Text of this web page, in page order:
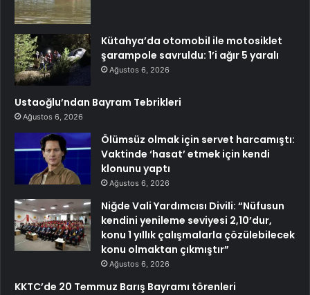
Kütahya’da otomobil ile motosiklet
şarampole savruldu: 1’i ağır 5 yaralı
Ağustos 6, 2026
Ustaoğlu’ndan Bayram Tebrikleri
Ağustos 6, 2026
Ölümsüz olmak için servet harcamıştı:
Vaktinde ‘hasat’ etmek için kendi
klonunu yaptı
Ağustos 6, 2026
Niğde Vali Yardımcısı Divili: “Nüfusun
kendini yenileme seviyesi 2,10’dur,
konu 1 yıllık çalışmalarla çözülebilecek
konu olmaktan çıkmıştır”
Ağustos 6, 2026
KKTC’de 20 Temmuz Barış Bayramı törenleri